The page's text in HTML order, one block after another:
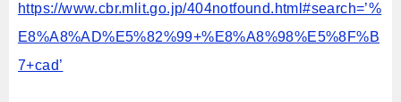
https://www.cbr.mlit.go.jp/404notfound.html#search=’%
E8%A8%AD%E5%82%99+%E8%A8%98%E5%8F%B
7+cad’